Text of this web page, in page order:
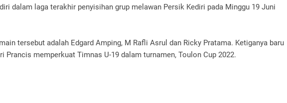
dalam laga terakhir penyisihan grup melawan Persik Kediri pada Minggu 19 Juni
tersebut adalah Edgard Amping, M Rafli Asrul dan Ricky Pratama. Ketiganya baru
Prancis memperkuat Timnas U-19 dalam turnamen, Toulon Cup 2022.